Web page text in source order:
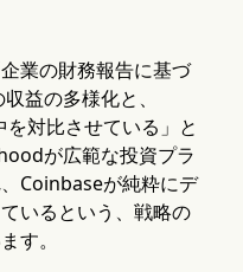
業の財務報告に基づ
益の多様化と、
対比させている」と
が広範な投資プラ
Coinbaseが純粋にデ
いるという、戦略の
す。